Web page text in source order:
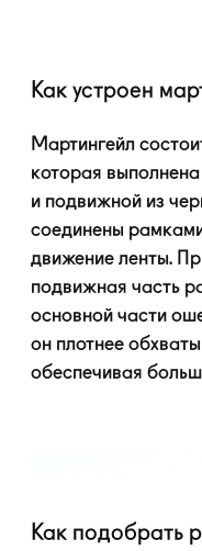
Как устроен
Мартингейл
которая
и подвижной из
соединены
движение ленты.
подвижная часть
основной части
он плотнее
обеспечивая
Как подобрать